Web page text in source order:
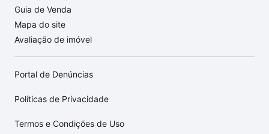
Guia de Venda
Mapa do site
Avaliação de imóvel
Portal de Denúncias
Políticas de Privacidade
Termos e Condições de Uso